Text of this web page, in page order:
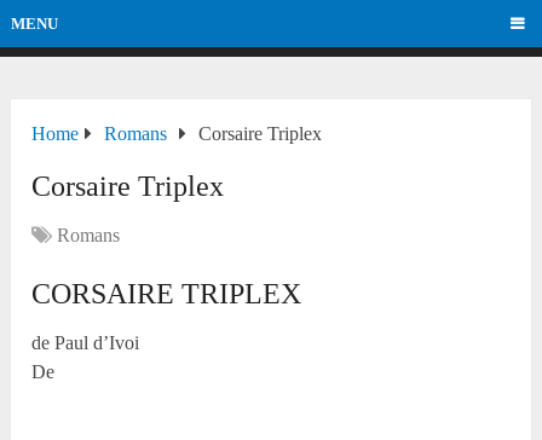
MENU
Home Romans Corsaire Triplex
Corsaire Triplex
Romans
CORSAIRE TRIPLEX
de Paul d’Ivoi
De